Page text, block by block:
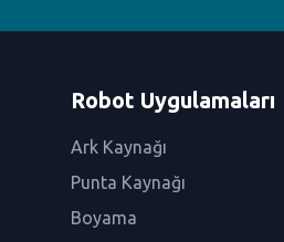
Robot Uygulamaları
Ark Kaynağı
Punta Kaynağı
Boyama